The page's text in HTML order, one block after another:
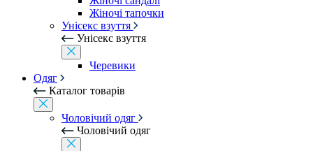
Жіночі тапочки
Унісекс взуття
Унісекс взуття
Черевики
Одяг
Каталог товарів
Чоловічий одяг
Чоловічий одяг